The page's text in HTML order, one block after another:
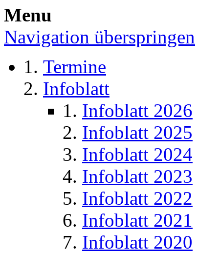
Menu
Navigation überspringen
Termine
Infoblatt
Infoblatt 2026
Infoblatt 2025
Infoblatt 2024
Infoblatt 2023
Infoblatt 2022
Infoblatt 2021
Infoblatt 2020